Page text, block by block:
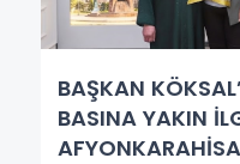
BAŞKAN
BASINA YAKIN